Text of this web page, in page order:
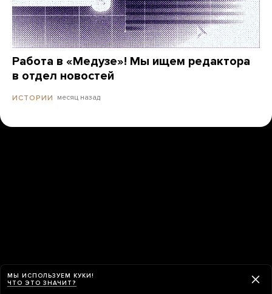
Работа в «Медузе»! Мы ищем редактора
в отдел новостей
ИСТОРИИ месяц назад
МЫ ИСПОЛЬЗУЕМ КУКИ!
ЧТО ЭТО ЗНАЧИТ?